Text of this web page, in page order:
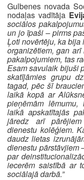
Gulbenes novada
nodaļas vadītāja
sociālos
un jo īpaši – pirms
Ļoti novērtēju, ka
organizētiem, gan
pakalpojumiem, tas
Esam savulaik bijuši
skatījāmies grupu
tagad, pēc šī
laikā kopā ar
pieņēmām
laikā apskatītajās
jāredz arī
dienestu kolēģiem.
daudz lietas
dienestu pārstāvjiem
par
iecerēm saistībā ar
sociālajā darbā.”